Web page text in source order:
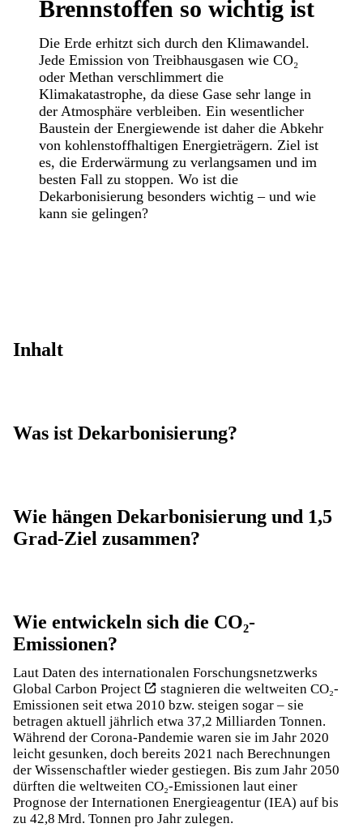
Brennstoffen so wichtig ist
Die Erde erhitzt sich durch den Klimawandel.
Jede Emission von Treibhausgasen wie CO₂
oder Methan verschlimmert die
Klimakatastrophe, da diese Gase sehr lange in
der Atmosphäre verbleiben. Ein wesentlicher
Baustein der Energiewende ist daher die Abkehr
von kohlenstoffhaltigen Energieträgern. Ziel ist
es, die Erderwärmung zu verlangsamen und im
besten Fall zu stoppen. Wo ist die
Dekarbonisierung besonders wichtig – und wie
kann sie gelingen?
Inhalt
Was ist Dekarbonisierung?
Wie hängen Dekarbonisierung und 1,5
Grad-Ziel zusammen?
Wie entwickeln sich die CO₂-
Emissionen?
Laut Daten des internationalen Forschungsnetzwerks
Global Carbon Project
stagnieren die weltweiten CO₂-
Emissionen seit etwa 2010 bzw. steigen sogar – sie
betragen aktuell jährlich etwa 37,2 Milliarden Tonnen.
Während der Corona-Pandemie waren sie im Jahr 2020
leicht gesunken, doch bereits 2021 nach Berechnungen
der Wissenschaftler wieder gestiegen. Bis zum Jahr 2050
dürften die weltweiten CO₂-Emissionen laut einer
Prognose der Internationen Energieagentur (IEA) auf bis
zu 42,8 Mrd. Tonnen pro Jahr zulegen.